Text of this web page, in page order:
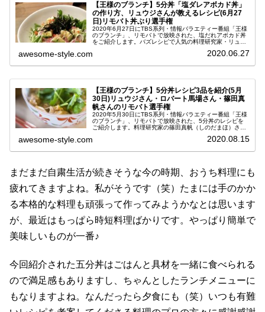
【王様のブランチ】5分丼「塩ダレアボカド丼」
の作り方、リュウジさんが教えるレシピ(6月27
日)リモバト丼ぶり選手権
2020年6月27日にTBS系列・情報バラエティー番組「王様
のブランチ」、リモバトで放映された、塩だれアボカド丼
をご紹介します。バズレシピで人気の料理研究家・リュウ
awesome-style.com 2020.06.27
【王様のブランチ】5分丼レシピ3品を紹介(5月
30日)リュウジさん・ロバート馬場さん・篠田真
帆さんのリモバト選手権
2020年5月30日にTBS系列・情報バラエティー番組「王様
のブランチ」、リモバトで放映された、5分丼のレシピを
ご紹介します。料理研究家の篠田真帆（しのだまほ）さ
awesome-style.com 2020.08.15
まだまだ自粛生活が続きそうな今の時期、おうち料理にも
疲れてきますよね。私がそうです（笑）たまには手のかか
る本格的な料理も頑張って作ってみようかなとは思います
が、最近はもっぱら時短料理ばかりです。やっぱり簡単で
美味しいものが一番♪
今回紹介された五分丼はごはんと具材を一緒に食べられる
ので満足感もありますし、ちゃんとしたランチメニューに
もなりますよね。なんだったら夕食にも（笑）いつも有難